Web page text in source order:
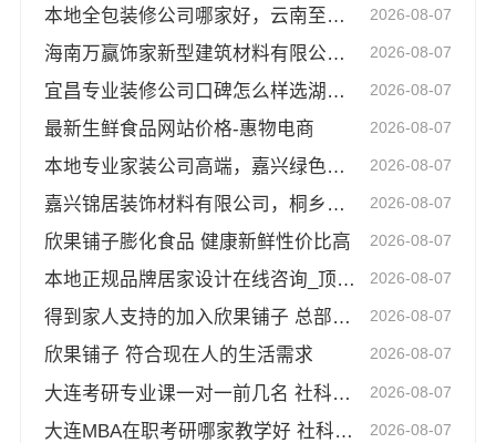
本地全包装修公司哪家好，云南至高新型建材有限公司口碑佳 2026-08-07
海南万赢饰家新型建筑材料有限公：乡村自建家装施工门窗焕新 2026-08-07
宜昌专业装修公司口碑怎么样选湖北百年米莱空间美学装饰材料有限公司 2026-08-07
最新生鲜食品网站价格-惠物电商 2026-08-07
本地专业家装公司高端，嘉兴绿色之家建材科技有限公司 2026-08-07
嘉兴锦居装饰材料有限公司，桐乡市旧房翻新室内设计公司 2026-08-07
欣果铺子膨化食品 健康新鲜性价比高 2026-08-07
本地正规品牌居家设计在线咨询_顶派全铝高端定制 2026-08-07
得到家人支持的加入欣果铺子 总部提供任何资源 2026-08-07
欣果铺子 符合现在人的生活需求 2026-08-07
大连考研专业课一对一前几名 社科赛斯考研服务人才伴您成长 2026-08-07
大连MBA在职考研哪家教学好 社科赛斯MBA专业辅导备考不盲目 2026-08-07